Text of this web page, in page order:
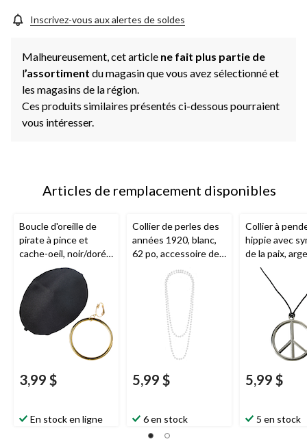
Inscrivez-vous aux alertes de soldes
Malheureusement, cet article ne fait plus partie de
l’assortiment du magasin que vous avez sélectionné et
les magasins de la région.
Ces produits similaires présentés ci-dessous pourraient
vous intéresser.
Articles de remplacement disponibles
Boucle d'oreille de
pirate à pince et
cache-oeil, noir/doré,
taille unique, paq. 2,
accessoires de
costume à porter
pour l'Halloween
3,99 $
En stock en ligne
Collier de perles des
années 1920, blanc,
62 po, accessoire de
costume à porter
pour l'Halloween
5,99 $
6 en stock
Collier à
hippie avec
de la paix,
po,
costume à
pour
5,99 $
5 en stock